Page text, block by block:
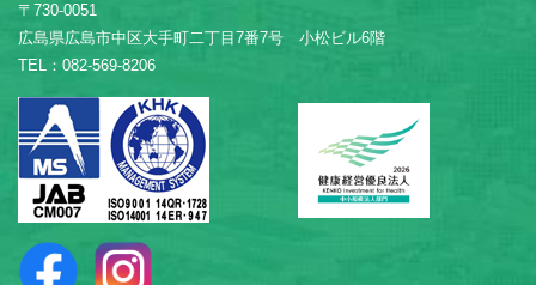
〒730-0051
広島県広島市中区大手町二丁目7番7号 小松ビル6階
TEL：082-569-8206